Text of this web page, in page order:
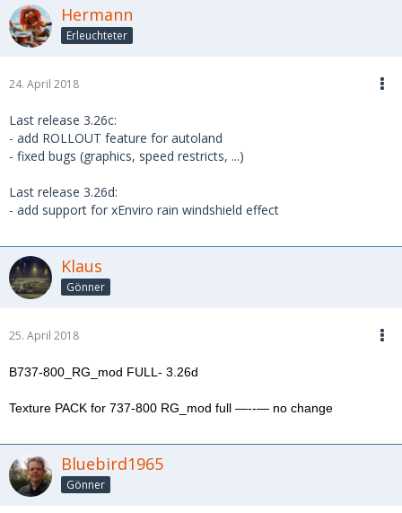
Hermann
Erleuchteter
24. April 2018
Last release 3.26c:
- add ROLLOUT feature for autoland
- fixed bugs (graphics, speed restricts, ...)
Last release 3.26d:
- add support for xEnviro rain windshield effect
Klaus
Gönner
25. April 2018
B737-800_RG_mod FULL- 3.26d
Texture PACK for 737-800 RG_mod full —--— no change
Bluebird1965
Gönner